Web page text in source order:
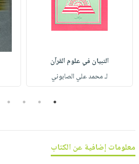
انشر
تواصل
التبيان في علوم القرآن
لـ محمد علي الصابوني
1
2
3
4
معلومات إضافية عن الكتاب